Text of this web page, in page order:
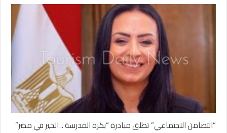
“التضامن الاجتماعي” تطلق مبادرة “بكرة المدرسة .. الخير في مصر”